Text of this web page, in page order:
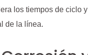
los tiempos de ciclo
de la línea.